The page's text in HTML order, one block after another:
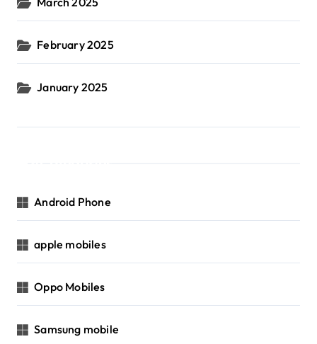
February 2025
January 2025
Android Phone
apple mobiles
Oppo Mobiles
Samsung mobile